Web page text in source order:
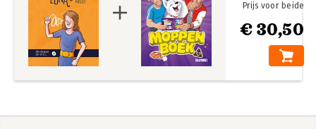
€ 30,50
Prijs voor beide